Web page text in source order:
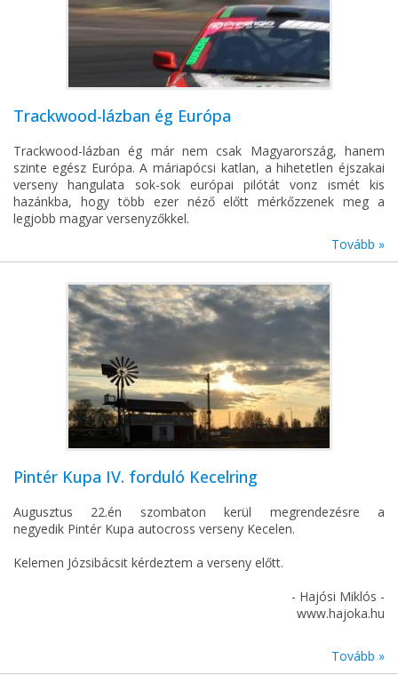
Trackwood-lázban ég Európa
Trackwood-lázban ég már nem csak Magyarország, hanem
szinte egész Európa. A máriapócsi katlan, a hihetetlen éjszakai
verseny hangulata sok-sok európai pilótát vonz ismét kis
hazánkba, hogy több ezer néző előtt mérkőzzenek meg a
legjobb magyar versenyzőkkel.
Tovább »
Pintér Kupa IV. forduló Kecelring
Augusztus 22.én szombaton kerül megrendezésre a
negyedik Pintér Kupa autocross verseny Kecelen.
Kelemen Józsibácsit kérdeztem a verseny előtt.
- Hajósi Miklós -
www.hajoka.hu
Tovább »